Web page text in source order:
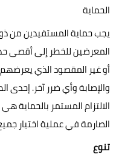
الحماية
يجب حماية المستفيدين من
المعرضين للخطر إلى أقصى
أو غير المقصود الذي
الالتزام المستمر بالحماية
الصارمة في عملية اختيار
تنوع